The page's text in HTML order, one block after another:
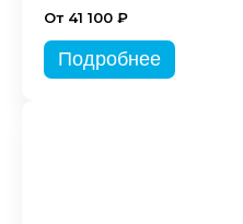
От 41 100 ₽
Подробнее